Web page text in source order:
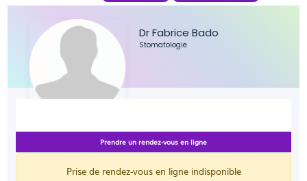
Dr Fabrice Bado
Stomatologie
Prendre un rendez-vous en ligne
Prise de rendez-vous en ligne indisponible